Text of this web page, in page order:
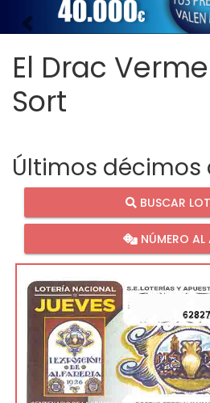
Imagen anterior
El Drac
Sort
Últimos décimos
BUSCAR
NÚMERO AL
62827